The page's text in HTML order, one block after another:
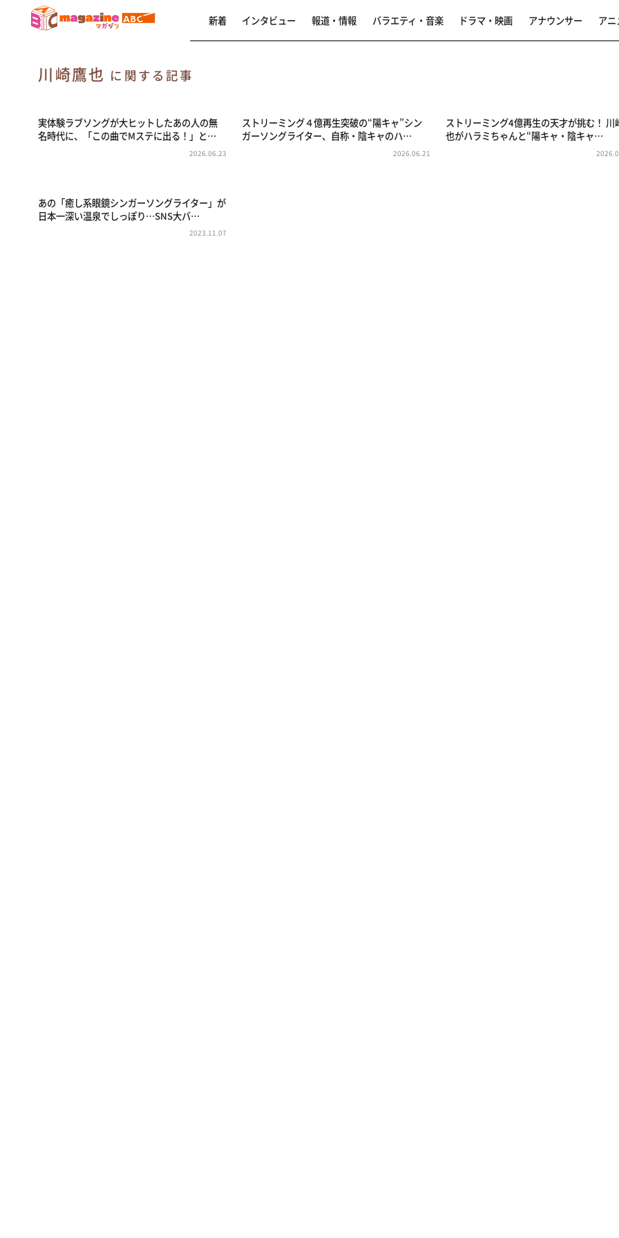
新着 インタビュー 報道・情報 バラエティ・音楽 ドラマ・映画 アナウンサー アニ
川崎鷹也 に関する記事
実体験ラブソングが大ヒットしたあの人の無
名時代に、「この曲でMステに出る！」と…
2026.06.23
ストリーミング４億再生突破の“陽キャ”シン
ガーソングライター、自称・陰キャのハ…
2026.06.21
ストリーミング4億再生の天才が挑む！ 川
也がハラミちゃんと“陽キャ・陰キャ…
あの「癒し系眼鏡シンガーソングライター」が
日本一深い温泉でしっぽり…SNS大バ…
2023.11.07